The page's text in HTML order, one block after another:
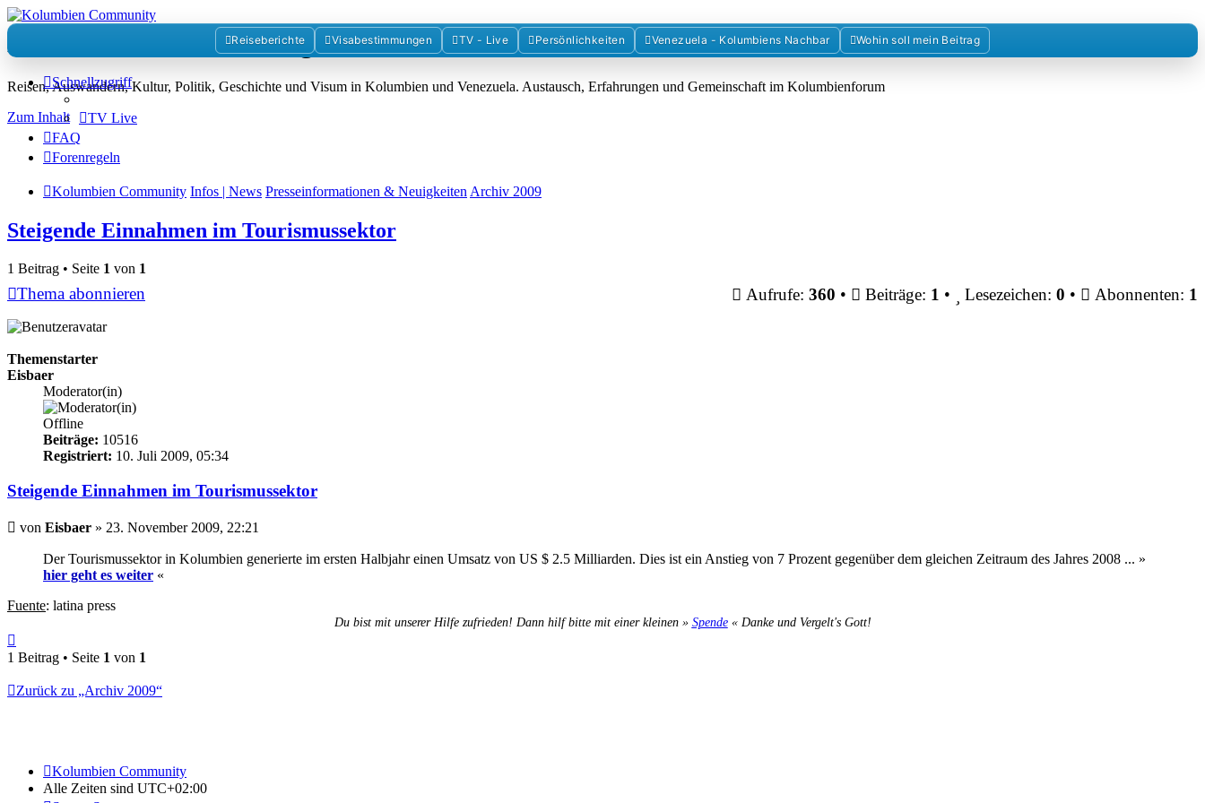
Kolumbienforum - Das grosse Forum der Freunde Kolumbiens
Reisen, Auswandern, Kultur, Politik, Geschichte und Visum in Kolumbien und Venezuela. Austausch, Erfahrungen und Gemeinschaft im Kolumbienforum
Zum Inhalt
Reiseberichte Visabestimmungen TV - Live Persönlichkeiten Venezuela - Kolumbiens Nachbar Wohin soll mein Beitrag
Schnellzugriff
TV Live
FAQ
Forenregeln
Kolumbien Community Infos | News Presseinformationen & Neuigkeiten Archiv 2009
Steigende Einnahmen im Tourismussektor
1 Beitrag • Seite 1 von 1
Thema abonnieren Aufrufe: 360 • Beiträge: 1 • Lesezeichen: 0 • Abonnenten: 1
Themenstarter
Eisbaer
Moderator(in)
Offline
Beiträge: 10516
Registriert: 10. Juli 2009, 05:34
Steigende Einnahmen im Tourismussektor
Beitrag
von Eisbaer » 23. November 2009, 22:21
Der Tourismussektor in Kolumbien generierte im ersten Halbjahr einen Umsatz von US $ 2.5 Milliarden. Dies ist ein Anstieg von 7 Prozent gegenüber dem gleichen Zeitraum des Jahres 2008 ... »
hier geht es weiter «
Fuente: latina press
Du bist mit unserer Hilfe zufrieden! Dann hilf bitte mit einer kleinen » Spende« Danke und Vergelt's Gott!
oben
1 Beitrag • Seite 1 von 1
Zurück zu „Archiv 2009“
Kolumbien Community
Alle Zeiten sind UTC+02:00